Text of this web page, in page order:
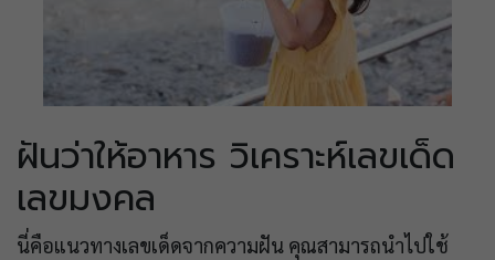
ฝันว่าให้อาหาร วิเคราะห์เลขเด็ด
เลขมงคล
นี่คือแนวทางเลขเด็ดจากความฝัน คุณสามารถนำไปใช้